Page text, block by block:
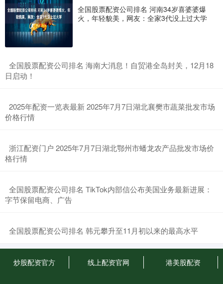
全国股票配资公司排名 河南34岁喜婆婆爆
火，年轻貌美，网友：全家3代没上过大学
​全国股票配资公司排名 海南大消息！自贸港全岛封关，12月18
日启动！
​2025年配资一览表最新 2025年7月7日湖北襄樊市蔬菜批发市场
价格行情
​浙江配资门户 2025年7月7日湖北鄂州市蟠龙农产品批发市场价
格行情
​全国股票配资公司排名 TikTok内部信公布美国业务最新进展：
字节保留电商、广告
​全国股票配资公司排名 韩元攀升至11月初以来的最高水平
炒股配资官方 线上配资官网 港美股配资